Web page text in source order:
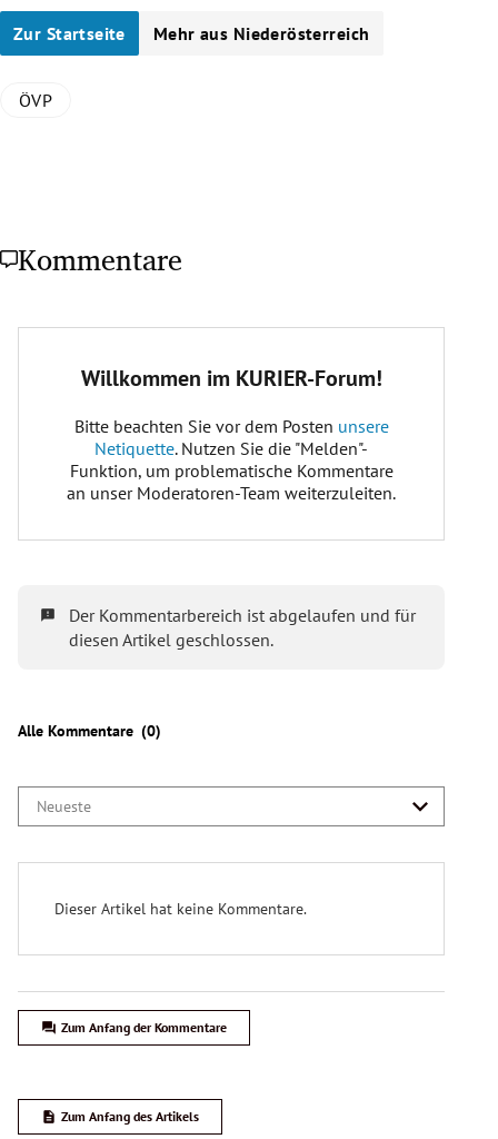
Zur Startseite Mehr aus Niederösterreich
ÖVP
Kommentare